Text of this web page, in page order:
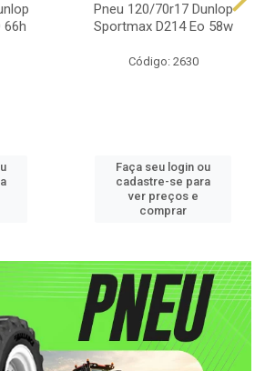
66h
Pneu 120/70r17 Dunlop
Sportmax D214 Eo 58w
Código: 2630
Faça seu login ou
cadastre-se para
ver preços e
comprar